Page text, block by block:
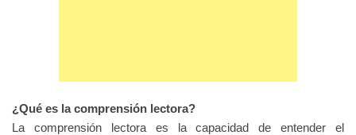
¿Qué es la comprensión lectora?
La comprensión lectora es la capacidad de entender el